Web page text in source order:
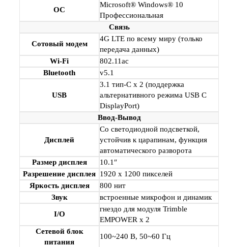
ОС
Microsoft® Windows® 10
Профессиональная
Связь
Сотовый модем
4G LTE по всему миру (только
передача данных)
Wi-Fi
802.11ac
Bluetooth
v5.1
USB
3.1 тип-C x 2 (поддержка
альтернативного режима USB C
DisplayPort)
Ввод-Вывод
Дисплей
Со светодиодной подсветкой,
устойчив к царапинам, функция
автоматического разворота
Размер дисплея
10.1″
Разрешение дисплея 1920 x 1200 пикселей
Яркость дисплея
800 нит
Звук
встроенные микрофон и динамик
I/O
гнездо для модуля Trimble
EMPOWER x 2
Сетевой блок
питания
100~240 В, 50~60 Гц